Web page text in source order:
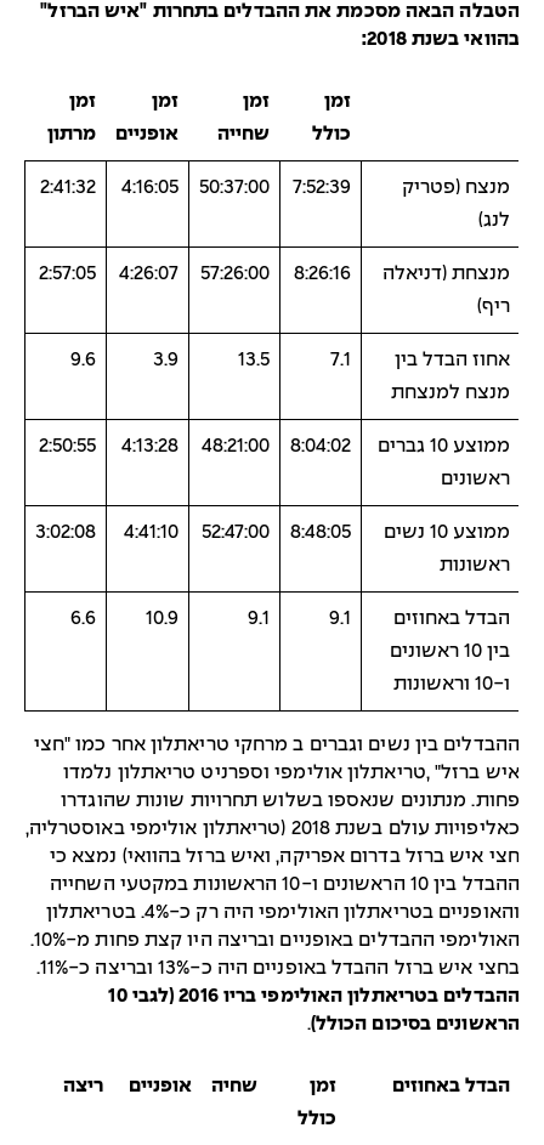
הטבלה הבאה מסכמת את ההבדלים בתחרות "איש הברזל"
בהוואי בשנת 2018:
זמן
כולל
זמן
שחייה
זמן
אופניים
זמן
מרתון
מנצח (פטריק
לנג)
7:52:39
50:37:00
4:16:05
2:41:32
מנצחת (דניאלה
ריף)
8:26:16
57:26:00
4:26:07
2:57:05
אחוז הבדל בין
מנצח למנצחת
13.5
ממוצע 10 גברים
ראשונים
8:04:02
48:21:00
4:13:28
2:50:55
ממוצע 10 נשים
ראשונות
8:48:05
52:47:00
4:41:10
3:02:08
הבדל באחוזים
בין 10 ראשונים
10.9
ההבדלים בין נשים וגברים ב מרחקי טריאתלון אחר כמו "חצי
איש ברזל" ,טריאתלון אולימפי וספרניט טריאתלון נלמדו
פחות. מנתונים שנאספו בשלוש תחרויות שונות שהוגדרו
כאליפויות עולם בשנת 2018 (טריאתלון אולימפי באוסטרליה,
חצי איש ברזל בדרום אפריקה, ואיש ברזל בהוואי) נמצא כי
ההבדל בין 10 הראשונים ו-10 הראשונות במקטעי השחייה
והאופניים בטריאתלון האולימפי היה רק כ-4%. בטריאתלון
האולימפי ההבדלים באופניים ובריצה היו קצת פחות מ-10%.
בחצי איש ברזל ההבדל באופניים היה כ-13% ובריצה כ-11%.
ההבדלים בטריאתלון האולימפי בריו 2016 (לגבי 10
הראשונים בסיכום הכולל).
הבדל באחוזים
זמן
כולל
שחיה אופניים ריצה